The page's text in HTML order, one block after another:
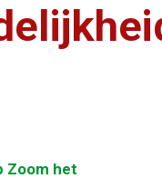
Zoom het